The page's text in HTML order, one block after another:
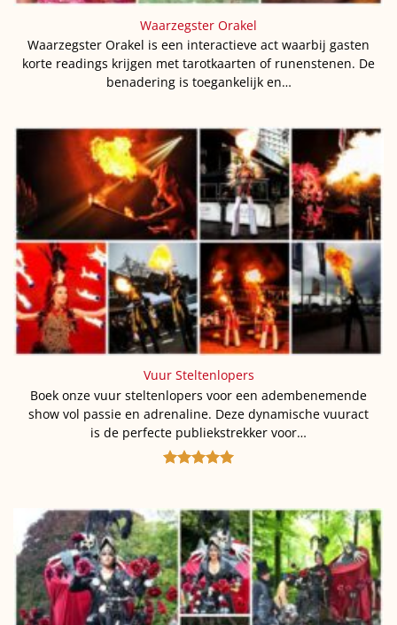
Waarzegster Orakel
Waarzegster Orakel is een interactieve act waarbij gasten
korte readings krijgen met tarotkaarten of runenstenen. De
benadering is toegankelijk en…
Vuur Steltenlopers
Boek onze vuur steltenlopers voor een adembenemende
show vol passie en adrenaline. Deze dynamische vuuract
is de perfecte publiekstrekker voor…